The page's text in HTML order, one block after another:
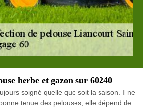
herbe et gazon sur 60240
soigné quelle que soit la saison. Il ne
tenue des pelouses, elle dépend de